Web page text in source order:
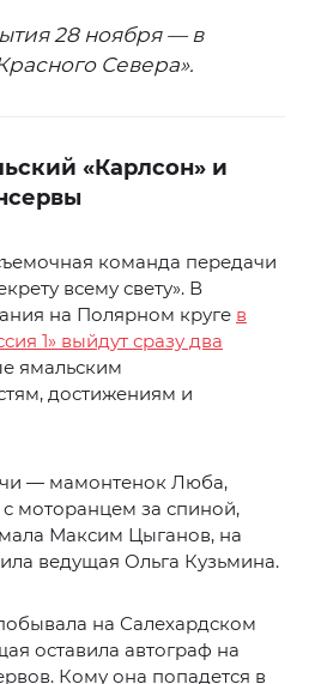
28 ноября — в
Севера».
«Карлсон» и
команда передачи
всему свету». В
на Полярном круге в
1» выйдут сразу два
ямальским
достижениям и
— мамонтенок Люба,
моторанцем за спиной,
Максим Цыганов, на
ведущая Ольга Кузьмина.
на Салехардском
оставила автограф на
Кому она попадется в